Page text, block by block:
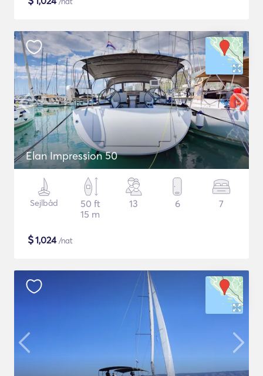
Elan Impression 50
Sejlbåd
50 ft
15 m
13 6 7
$1,024/nat